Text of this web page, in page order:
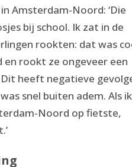
Amsterdam-Noord: ‘Die
bij school. Ik zat in de
rookten: dat was
rookt ze ongeveer een
heeft negatieve
snel buiten adem. Als ik
Noord op fietste,